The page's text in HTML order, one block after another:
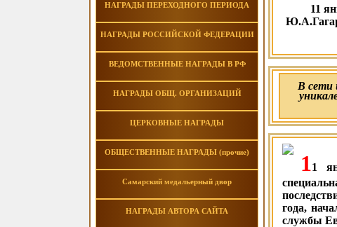
НАГРАДЫ ПЕРЕХОДНОГО ПЕРИОДА
НАГРАДЫ РОССИЙСКОЙ ФЕДЕРАЦИИ
ВЕДОМСТВЕННЫЕ НАГРАДЫ В РФ
НАГРАДЫ ОБЩ. ОРГАНИЗАЦИЙ
ЦЕРКОВНЫЕ НАГРАДЫ
ОБЩЕСТВЕННЫЕ НАГРАДЫ (прочие)
Самарский медальерный двор
НАГРАДЫ АВТОРА САЙТА
11
В сети
11
года,
службы